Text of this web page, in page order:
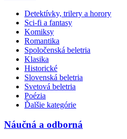
Detektívky, trilery a horory
Sci-fi a fantasy
Komiksy
Romantika
Spoločenská beletria
Klasika
Historické
Slovenská beletria
Svetová beletria
Poézia
Ďalšie kategórie
Náučná a odborná